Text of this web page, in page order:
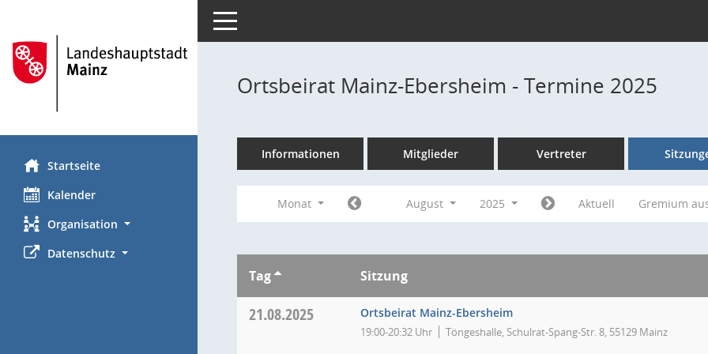
Startseite
Kalender
Organisation
Datenschutz
Toggle navigation
Ortsbeirat Mainz-Ebersheim - Termine 2025
Informationen Mitglieder Vertreter
Monat August 2025 Aktuell Gremium
Tag Sitzung
21.08.2025 Ortsbeirat Mainz-Ebersheim
19:00-20:32 Uhr Töngeshalle, Schulrat-Spang-Str. 8, 55129 Mainz